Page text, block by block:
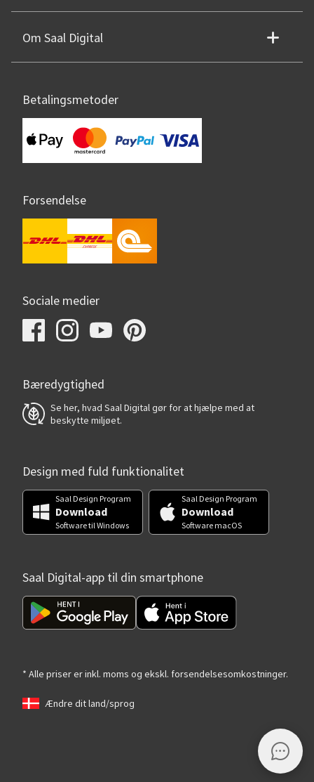
Om Saal Digital
Betalingsmetoder
Forsendelse
Sociale medier
Bæredygtighed
Se her, hvad Saal Digital gør for at hjælpe med at
beskytte miljøet.
Design med fuld funktionalitet
Saal Design Program
Download
Software til Windows
Saal Design Program
Download
Software macOS
Saal Digital-app til din smartphone
* Alle priser er inkl. moms og ekskl. forsendelsesomkostninger.
Ændre dit land/sprog